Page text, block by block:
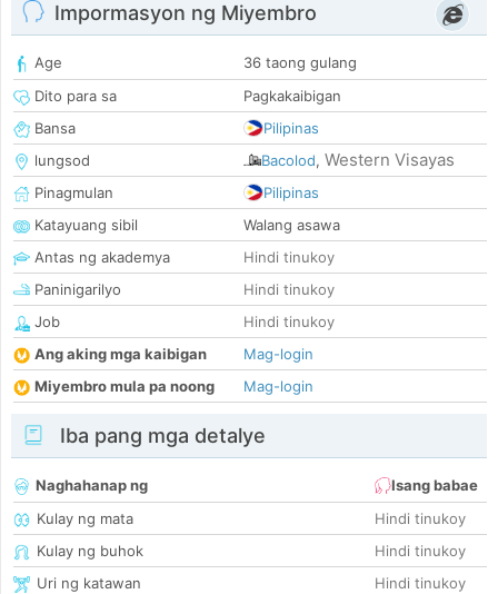
Impormasyon ng Miyembro
Age
36 taong gulang
Dito para sa
Pagkakaibigan
Bansa
Pilipinas
lungsod
Bacolod, Western Visayas
Pinagmulan
Pilipinas
Katayuang sibil
Walang asawa
Antas ng akademya
Hindi tinukoy
Paninigarilyo
Hindi tinukoy
Job
Hindi tinukoy
Ang aking mga kaibigan
Mag-login
Miyembro mula pa noong
Mag-login
Iba pang mga detalye
Naghahanap ng
Isang babae
Kulay ng mata
Hindi tinukoy
Kulay ng buhok
Hindi tinukoy
Uri ng katawan
Hindi tinukoy